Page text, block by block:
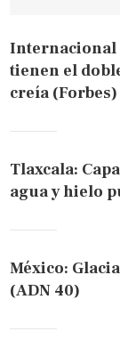
Internacional
tienen el
creía (Forbes)
Tlaxcala:
agua y hielo
México:
(ADN 40)